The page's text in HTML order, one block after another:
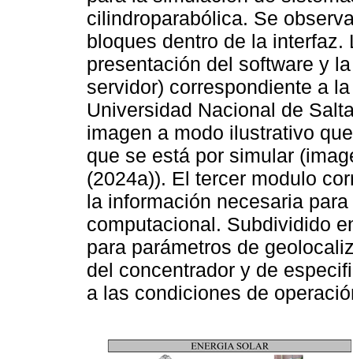
cilindroparabólica. Se
bloques dentro de la
presentación del software y
servidor) correspondiente a
Universidad Nacional de
imagen a modo ilustrativo
que se está por simular
(2024a)). El tercer modulo
la información necesaria
computacional. Subdividido
para parámetros de
del concentrador y de
a las condiciones de